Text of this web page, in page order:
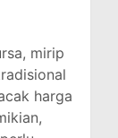
mirip
harga